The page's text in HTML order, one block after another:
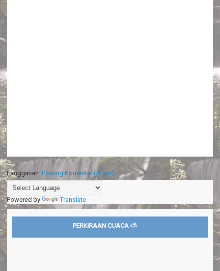
Langganan: Posting Komentar (Atom)
Powered by Translate
PERKIRAAN CUACA ⛅